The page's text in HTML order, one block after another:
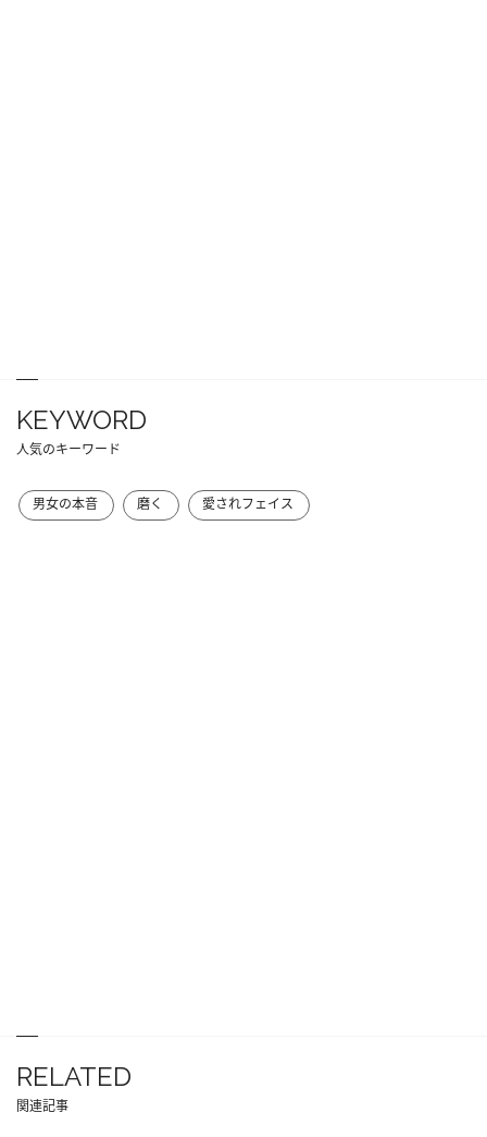
KEYWORD
人気のキーワード
男女の本音 磨く 愛されフェイス
RELATED
関連記事